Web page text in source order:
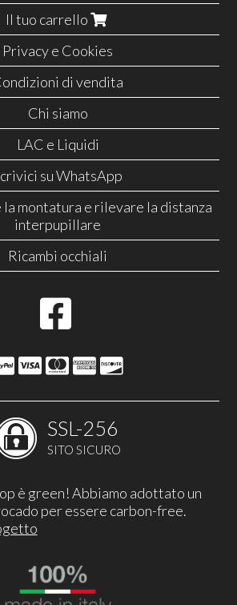
Il tuo carrello
Privacy e Cookies
di vendita
Chi siamo
LAC e Liquidi
su WhatsApp
montatura e rilevare la distanza
interpupillare
Ricambi occhiali
SSL-256
SITO SICURO
è green! Abbiamo adottato un
per essere carbon-free.